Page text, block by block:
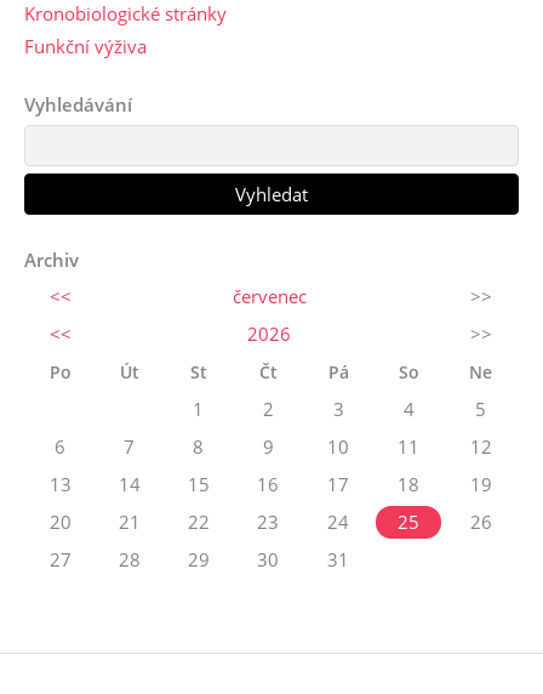
Kronobiologické stránky
Funkční výživa
Vyhledávání
Archiv
<<
červenec
>>
<<
2026 >>
Po Út St Čt Pá So Ne
1 2 3 4
5
6
7 8 9 10 11
12
13
14 15 16 17 18
19
20
21 22 23 24 25
26
27
28 29 30 31